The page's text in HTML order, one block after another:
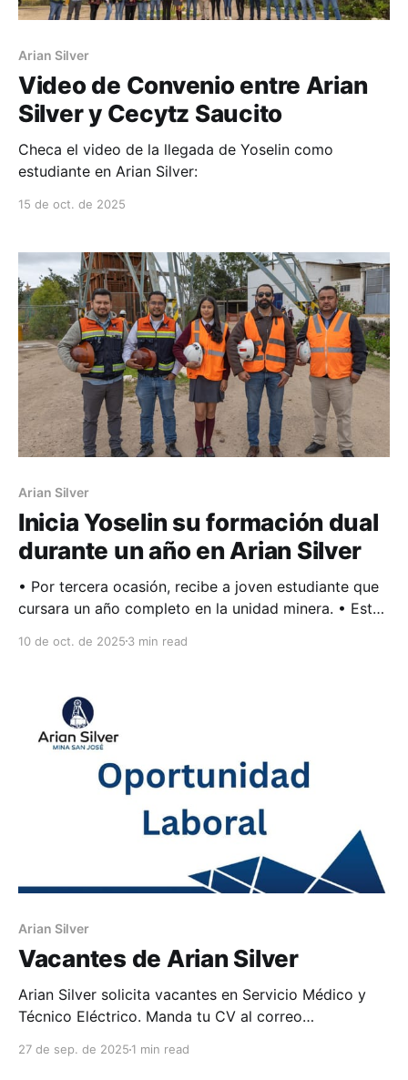
Arian Silver
Video de Convenio entre Arian
Silver y Cecytz Saucito
Checa el video de la llegada de Yoselin como
estudiante en Arian Silver:
15 de oct. de 2025
Arian Silver
Inicia Yoselin su formación dual
durante un año en Arian Silver
• Por tercera ocasión, recibe a joven estudiante que
cursara un año completo en la unidad minera. • Esta
de 17 años de edad para su preparación. Arian Silver
desarrollo de talento local al
10 de oct. de 2025 3 min read
Arian Silver
Vacantes de Arian Silver
Arian Silver solicita vacantes en Servicio Médico y
Técnico Eléctrico. Manda tu CV al correo
27 de sep. de 2025 1 min read